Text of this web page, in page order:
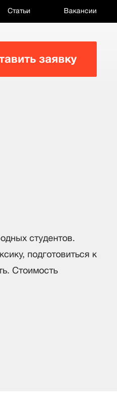
Статьи Вакансии
заявку
студентов.
подготовиться к
Стоимость